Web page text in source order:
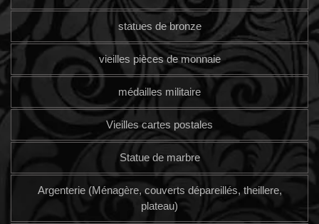
statues de bronze
vieilles pièces de monnaie
médailles militaire
Vieilles cartes postales
Statue de marbre
Argenterie (Ménagère, couverts dépareillés, theillere,
plateau)